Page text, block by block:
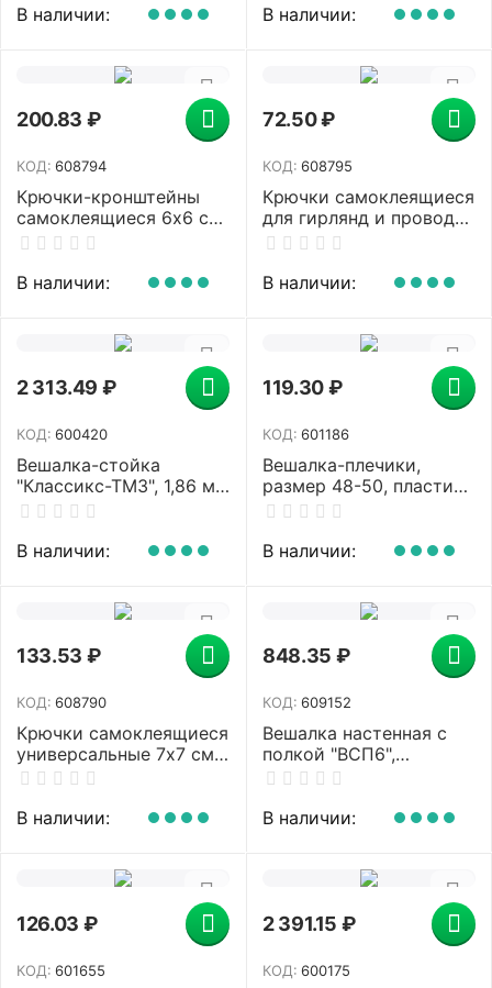
LAIMA Home, 608785
В наличии:
микс/белый ротанг,
В наличии:
200.83 ₽
КОД: 608794
Крючки-кронштейны
самоклеящиеся 6х6 см,
КОМПЛЕКТ 10 шт.,
Home, 608794
В наличии:
72.50₽
КОД: 608795
Крючки самоклеящиеся
для гирлянд и проводов
1,5х1,5 см, КОМПЛЕКТ 18
608795
В наличии:
2 313.49 ₽
КОД: 600420
Вешалка-стойка
"Классикс-ТМ3", 1,86 м,
крестовина 70х70 см, 5
зонтов, металл, черная,
В наличии:
119.30₽
КОД: 601186
Вешалка-плечики,
размер 48-50, пластик,
анатомическая,
для бретелей, черный,
В наличии:
133.53 ₽
КОД: 608790
Крючки самоклеящиеся
универсальные 7х7 см,
КОМПЛЕКТ 5 шт., сталь
608790
В наличии:
848.35 ₽
КОД: 609152
Вешалка настенная с
полкой "ВСП6",
265х600х220 мм, 5
черная, ВСП 6 Ч
В наличии:
126.03 ₽
КОД: 601655
2 391.15 ₽
КОД: 600175